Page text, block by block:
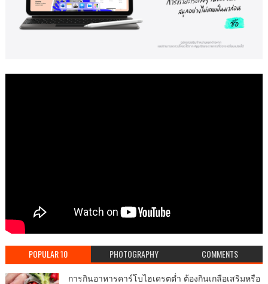
POPULAR 10 PHOTOGRAPHY COMMENTS
การกินอาหารคาร์โบไฮเดรตต่ำ ต้องกินเกลือเสริมหรือ